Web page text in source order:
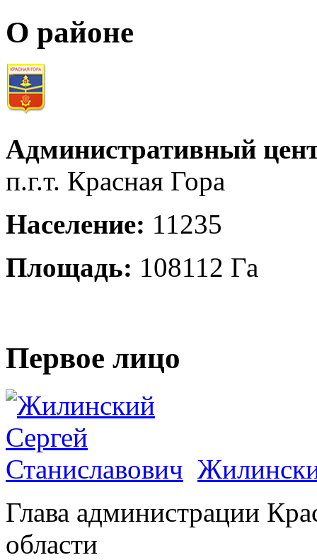
О районе
Административный
п.г.т. Красная Гора
Население: 11235
Площадь: 108112 Га
Первое лицо
Глава администрации
области